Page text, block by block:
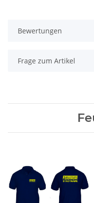
Bewertungen
Frage zum Artikel